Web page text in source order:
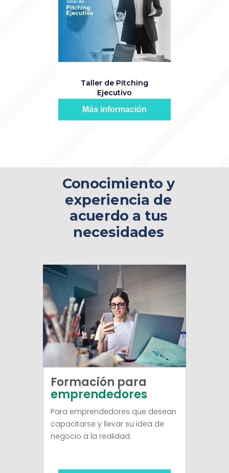
Taller de Pitching
Ejecutivo
Más información
Conocimiento y
experiencia de
acuerdo a tus
necesidades
Formación para
emprendedores
Para emprendedores que desean
capacitarse y llevar su idea de
negocio a la realidad.